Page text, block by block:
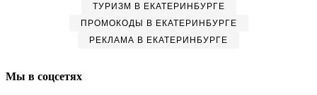
ТУРИЗМ В ЕКАТЕРИНБУРГЕ
ПРОМОКОДЫ В ЕКАТЕРИНБУРГЕ
РЕКЛАМА В ЕКАТЕРИНБУРГЕ
Мы в соцсетях